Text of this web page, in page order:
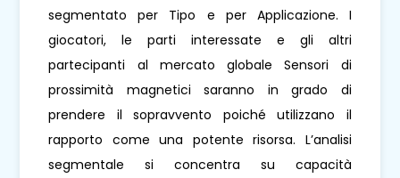
segmentato per Tipo e per Applicazione. I
giocatori, le parti interessate e gli altri
partecipanti al mercato globale Sensori di
prossimità magnetici saranno in grado di
prendere il sopravvento poiché utilizzano il
rapporto come una potente risorsa. L’analisi
segmentale si concentra su capacità